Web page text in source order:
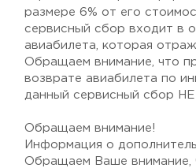
размере 6% от его
сервисный сбор входит в
авиабилета, которая
Обращаем внимание, что
возврате авиабилета по
данный сервисный сбор НЕ
Обращаем внимание!
Информация о
Обращаем Ваше внимание,